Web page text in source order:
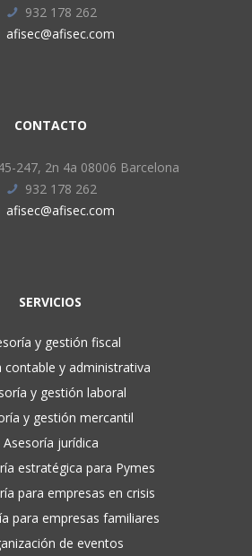
932 178 262
afisec@afisec.com
CONTACTO
247, 2n 4a 08006 Barcelona
932 178 262
afisec@afisec.com
SERVICIOS
y gestión fiscal
contable y administrativa
y gestión laboral
y gestión mercantil
Asesoría jurídica
estratégica para Pymes
para empresas en crisis
para empresas familiares
de eventos